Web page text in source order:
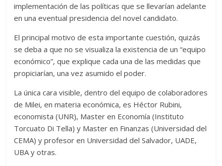
implementación de las políticas que se llevarían adelante
en una eventual presidencia del novel candidato.
El principal motivo de esta importante cuestión, quizás
se deba a que no se visualiza la existencia de un “equipo
económico”, que explique cada una de las medidas que
propiciarían, una vez asumido el poder.
La única cara visible, dentro del equipo de colaboradores
de Milei, en materia económica, es Héctor Rubini,
economista (UNR), Master en Economía (Instituto
Torcuato Di Tella) y Master en Finanzas (Universidad del
CEMA) y profesor en Universidad del Salvador, UADE,
UBA y otras.